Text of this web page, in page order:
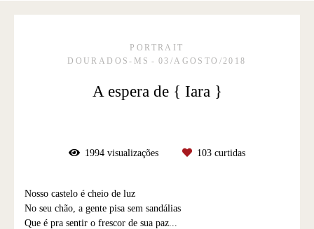
PORTRAIT
DOURADOS-MS
03/AGOSTO/2018
A espera de { Iara }
1994 visualizações 103 curtidas
Nosso castelo é cheio de luz
No seu chão, a gente pisa sem sandálias
Que é pra sentir o frescor de sua paz...